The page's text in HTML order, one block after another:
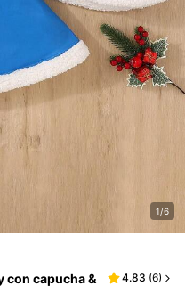
1/6
con capucha &
4.83 (6)